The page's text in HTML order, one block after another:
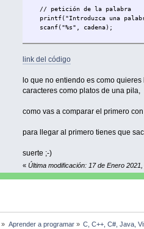
while(actual !=
//
}
}
void insertarPalindromo(char *x,
nuevo=*cima;
int i=0;
insertar(x[i], &*cima);
// petición de la palabra
printf("Introduzca una
scanf("%s", cadena);
// determina si es
for(int i = 0, j =
if(cadena[i] != cadena[j]) {
// visuliza si es palíndromo
printf("La palabra %s %ses
return 0; // finalización
/* en respuesta a alejandra
de mark255
*/
link del código
lo que no entiendo es como
caracteres como platos de una pila,
como vas a comparar el primero
para llegar al primero tienes que
suerte ;-)
« Última modificación: 17 de Enero
» Aprender a programar» C, C++, C#, Java,